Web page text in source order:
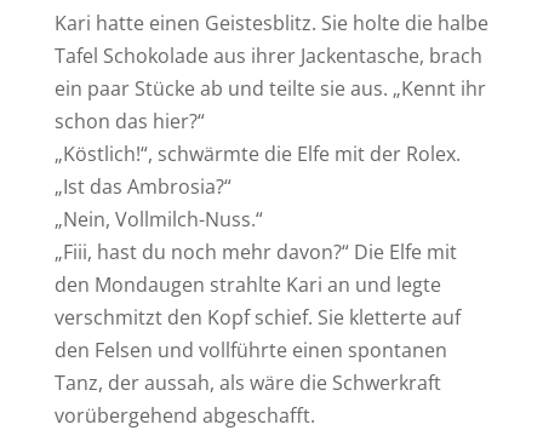
Kari hatte einen Geistesblitz. Sie holte die halbe
Tafel Schokolade aus ihrer Jackentasche, brach
ein paar Stücke ab und teilte sie aus. „Kennt ihr
schon das hier?“
„Köstlich!“, schwärmte die Elfe mit der Rolex.
„Ist das Ambrosia?“
„Nein, Vollmilch-Nuss.“
„Fiii, hast du noch mehr davon?“ Die Elfe mit
den Mondaugen strahlte Kari an und legte
verschmitzt den Kopf schief. Sie kletterte auf
den Felsen und vollführte einen spontanen
Tanz, der aussah, als wäre die Schwerkraft
vorübergehend abgeschafft.